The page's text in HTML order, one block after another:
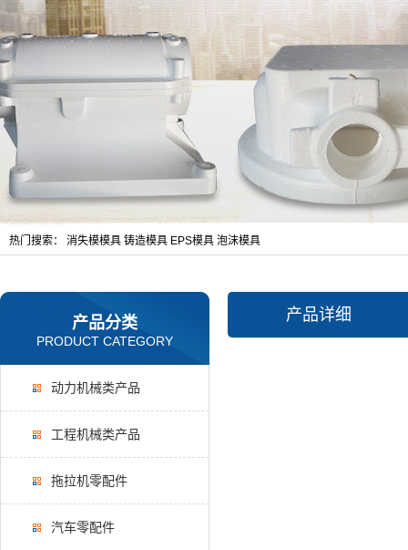
热门搜索： 消失模模具 铸造模具 EPS模具 泡沫模具
产品分类
PRODUCT CATEGORY
动力机械类产品
工程机械类产品
拖拉机零配件
汽车零配件
产品详细